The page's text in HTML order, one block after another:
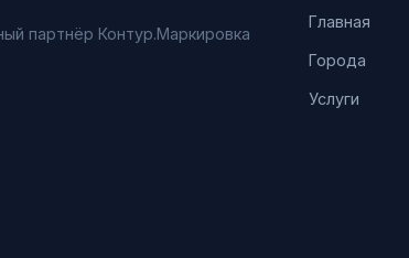
партнёр Контур.Маркировка
Главная
Города
Услуги